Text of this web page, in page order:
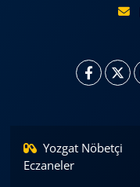
Yozgat Nöbetçi
Eczaneler